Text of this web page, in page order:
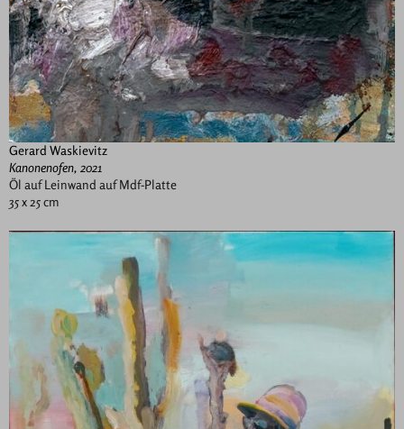
Gerard Waskievitz
Kanonenofen, 2021
Öl auf Leinwand auf Mdf-Platte
35 x 25 cm